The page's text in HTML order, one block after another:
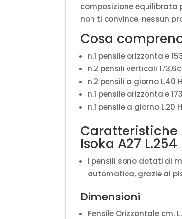
composizione equilibrata
non ti convince, nessun
Cosa
n.1 pensile orizzontale
n.2 pensili verticali
n.2 pensili a giorno L.40
n.1 pensile orizzontale
n.1 pensile a giorno L.20
Isoka A27 L.254
I pensili sono dotati di
automatica, grazie ai
Dimensioni
Pensile Orizzontale cm.